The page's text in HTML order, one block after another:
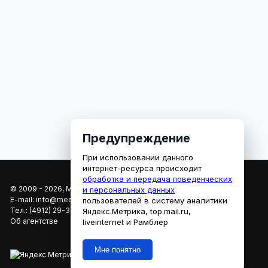
© 2009 - 2026, МЕДИАРЯЗАНЬ
E-mail: info@mediaryazan.ru,reklama@mediaryazan.ru
Тел.: (4912) 29-33-66
Об агентстве
Предупреждение
При использовании данного
интернет-ресурса происходит
обработка и передача поведенческих
и персональных данных
пользователей в систему аналитики
Яндекс.Метрика, top.mail.ru,
liveinternet и Рамблер
Мне понятно